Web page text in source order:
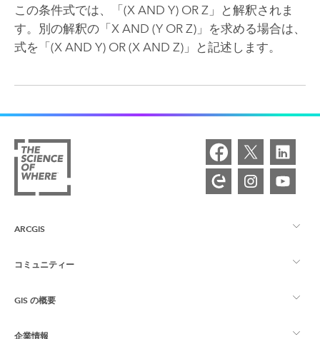
この条件式では、「(X AND Y) OR Z」と解釈されま
す。別の解釈の「X AND (Y OR Z)」を求める場合は、
式を「(X AND Y) OR (X AND Z)」と記述します。
ARCGIS
ArcGIS の概要
マッピング
コミュニティー
Esri Community
GIS の概要
企業情報